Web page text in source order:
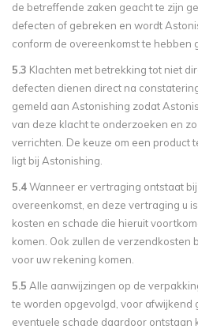
de betreffende zaken geacht te zijn
defecten of gebreken en wordt
conform de overeenkomst te hebben
5.3 Klachten met betrekking tot niet
defecten dienen direct na
gemeld aan Astonishing zodat
van deze klacht te onderzoeken en
verrichten. De keuze om een product
ligt bij Astonishing.
5.4Wanneer er vertraging ontstaat
overeenkomst, en deze vertraging u
kosten en schade die hieruit
komen. Ook zullen de verzendkosten
voor uw rekening komen.
5.5 Alle aanwijzingen op de
te worden opgevolgd, voor afwijkend
eventuele schade daardoor ontstaan